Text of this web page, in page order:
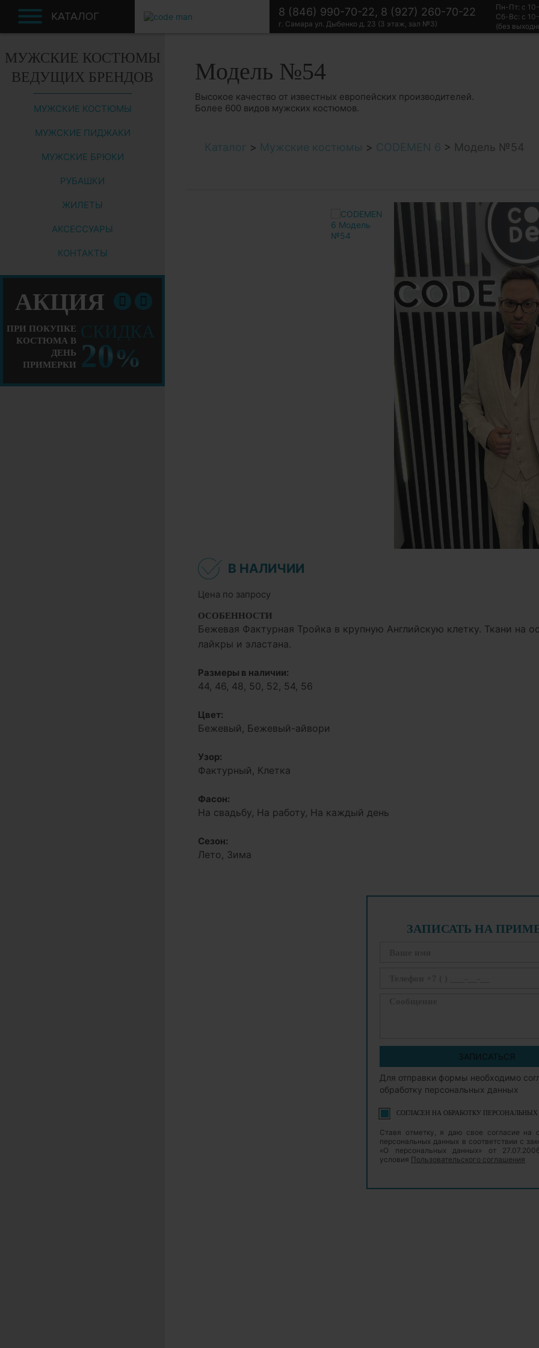
КАТАЛОГ 8 (846) 990-70-22, 8 (927) 260-70-22
г. Самара ул. Дыбенко д. 23 (3 этаж, зал №3)
Пн-Пт: с
Сб-Вс: с
(без
МУЖСКИЕ КОСТЮМЫ
ВЕДУЩИХ БРЕНДОВ
МУЖСКИЕ КОСТЮМЫ
МУЖСКИЕ ПИДЖАКИ
МУЖСКИЕ БРЮКИ
РУБАШКИ
ЖИЛЕТЫ
АКСЕССУАРЫ
КОНТАКТЫ
АКЦИЯ
ПРИ ПОКУПКЕ
КОСТЮМА В
ДЕНЬ
ПРИМЕРКИ
20%
Модель №54
Высокое качество от известных европейских производителей.
Более 600 видов мужских костюмов.
Каталог > Мужские костюмы > CODEMEN 6 > Модель №54
В НАЛИЧИИ
Цена по запросу
ОСОБЕННОСТИ
Бежевая Фактурная Тройка в крупную Английскую клетку. Ткани на
лайкры и эластана.
Размеры в наличии:
44, 46, 48, 50, 52, 54, 56
Цвет:
Бежевый, Бежевый-айвори
Узор:
Фактурный, Клетка
Фасон:
На свадьбу, На работу, На каждый день
Сезон:
Лето, Зима
ЗАПИСАТЬ НА
ЗАПИСАТЬСЯ
Для отправки формы необходимо
обработку персональных данных
СОГЛАСЕН НА ОБРАБОТКУ
Ставя отметку, я даю свое согласие на
персональных данных в соответствии с
«О персональных данных» от
условия Пользовательского соглашения